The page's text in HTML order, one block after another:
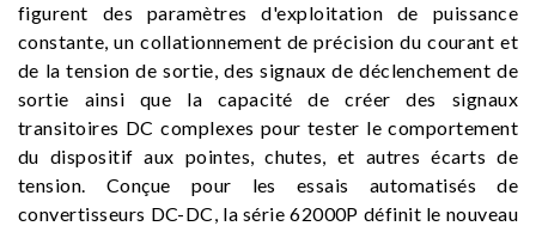
figurent des paramètres d'exploitation de puissance
constante, un collationnement de précision du courant et
de la tension de sortie, des signaux de déclenchement de
sortie ainsi que la capacité de créer des signaux
transitoires DC complexes pour tester le comportement
du dispositif aux pointes, chutes, et autres écarts de
tension. Conçue pour les essais automatisés de
convertisseurs DC-DC, la série 62000P définit le nouveau